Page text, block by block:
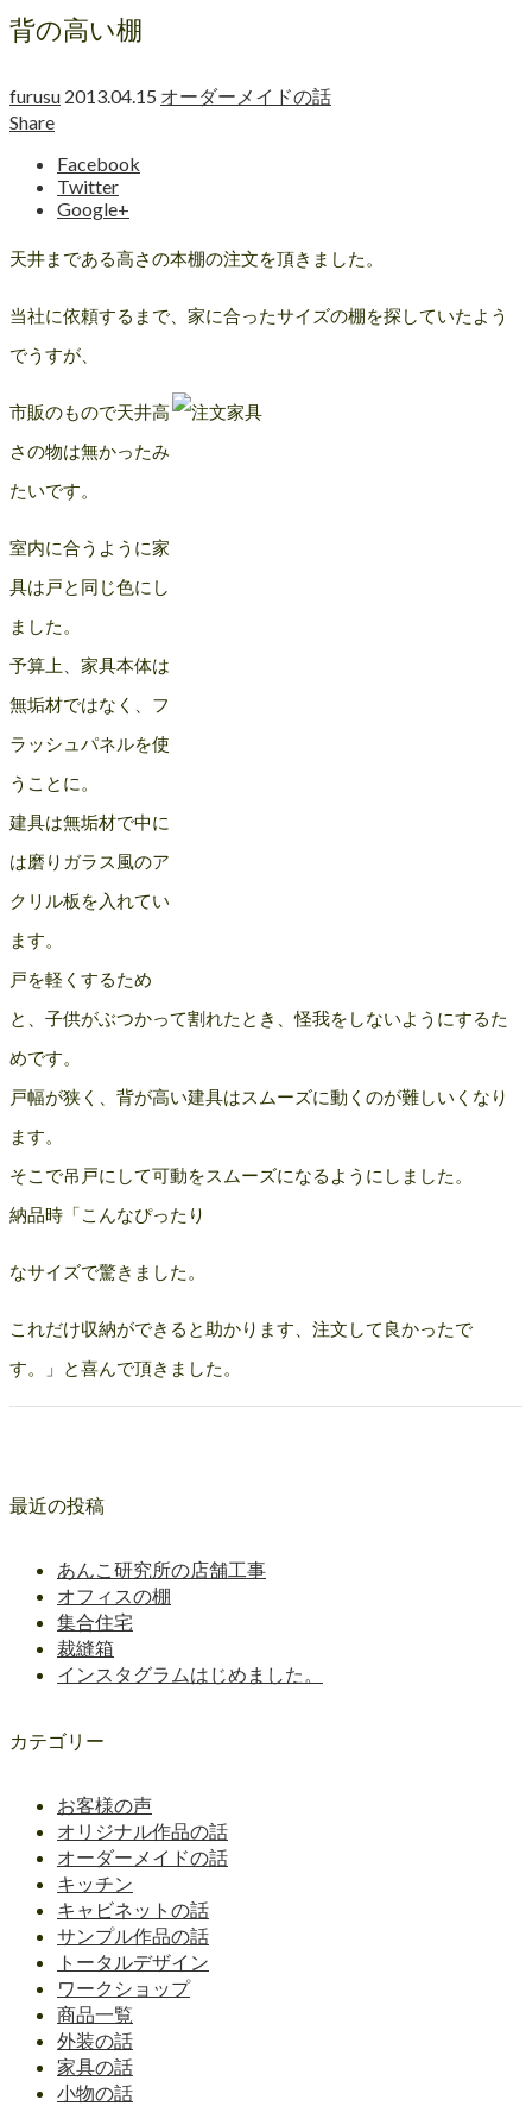
背の高い棚
furusu 2013.04.15 オーダーメイドの話
Share
Facebook
Twitter
Google+
天井まである高さの本棚の注文を頂きました。
当社に依頼するまで、家に合ったサイズの棚を探していたよう
でうすが、
市販のもので天井高
さの物は無かったみ
たいです。
室内に合うように家
具は戸と同じ色にし
ました。
予算上、家具本体は
無垢材ではなく、フ
ラッシュパネルを使
うことに。
建具は無垢材で中に
は磨りガラス風のア
クリル板を入れてい
ます。
戸を軽くするため
と、子供がぶつかって割れたとき、怪我をしないようにするた
めです。
戸幅が狭く、背が高い建具はスムーズに動くのが難しいくなり
ます。
そこで吊戸にして可動をスムーズになるようにしました。
納品時「こんなぴったり
なサイズで驚きました。
これだけ収納ができると助かります、注文して良かったで
す。」と喜んで頂きました。
最近の投稿
あんこ研究所の店舗工事
オフィスの棚
集合住宅
裁縫箱
インスタグラムはじめました。
カテゴリー
お客様の声
オリジナル作品の話
オーダーメイドの話
キッチン
キャビネットの話
サンプル作品の話
トータルデザイン
ワークショップ
商品一覧
外装の話
家具の話
小物の話